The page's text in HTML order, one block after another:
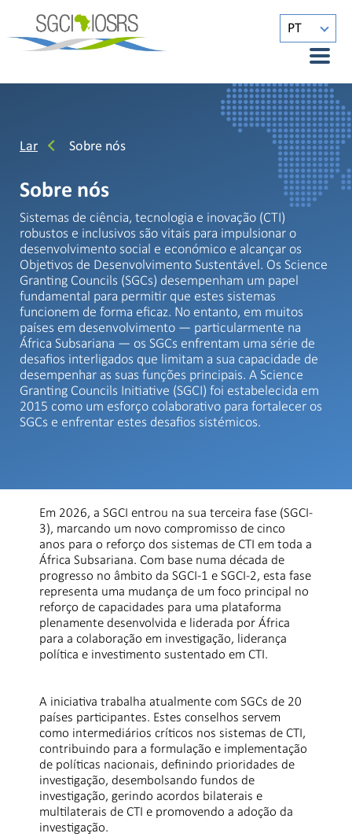
PT
Lar Sobre nós
Sobre nós
Sistemas de ciência, tecnologia e inovação (CTI)
robustos e inclusivos são vitais para impulsionar o
desenvolvimento social e económico e alcançar os
Objetivos de Desenvolvimento Sustentável. Os Science
Granting Councils (SGCs) desempenham um papel
fundamental para permitir que estes sistemas
funcionem de forma eficaz. No entanto, em muitos
países em desenvolvimento — particularmente na
África Subsariana — os SGCs enfrentam uma série de
desafios interligados que limitam a sua capacidade de
desempenhar as suas funções principais. A Science
Granting Councils Initiative (SGCI) foi estabelecida em
2015 como um esforço colaborativo para fortalecer os
SGCs e enfrentar estes desafios sistémicos.
Em 2026, a SGCI entrou na sua terceira fase (SGCI-
3), marcando um novo compromisso de cinco
anos para o reforço dos sistemas de CTI em toda a
África Subsariana. Com base numa década de
progresso no âmbito da SGCI-1 e SGCI-2, esta fase
representa uma mudança de um foco principal no
reforço de capacidades para uma plataforma
plenamente desenvolvida e liderada por África
para a colaboração em investigação, liderança
política e investimento sustentado em CTI.
A iniciativa trabalha atualmente com SGCs de 20
países participantes. Estes conselhos servem
como intermediários críticos nos sistemas de CTI,
contribuindo para a formulação e implementação
de políticas nacionais, definindo prioridades de
investigação, desembolsando fundos de
investigação, gerindo acordos bilaterais e
multilaterais de CTI e promovendo a adoção da
investigação.